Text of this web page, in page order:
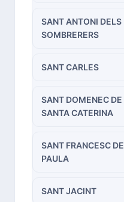
SANT ANTONI DELS
SOMBRERERS
SANT CARLES
SANT DOMENEC DE
SANTA CATERINA
SANT FRANCESC DE
PAULA
SANT JACINT